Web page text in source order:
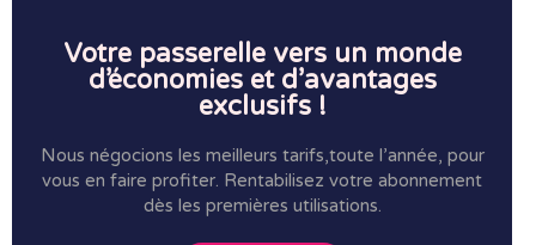
Votre passerelle vers un monde
d’économies et d’avantages
exclusifs !
Nous négocions les meilleurs tarifs,toute l’année, pour
vous en faire profiter. Rentabilisez votre abonnement
dès les premières utilisations.